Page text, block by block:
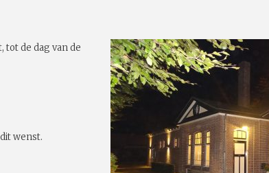
de dag van de
wenst.